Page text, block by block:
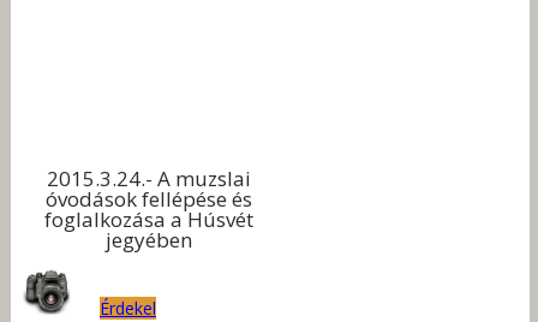
2015.3.24.- A muzslai
óvodások fellépése és
foglalkozása a Húsvét
jegyében
Érdekel